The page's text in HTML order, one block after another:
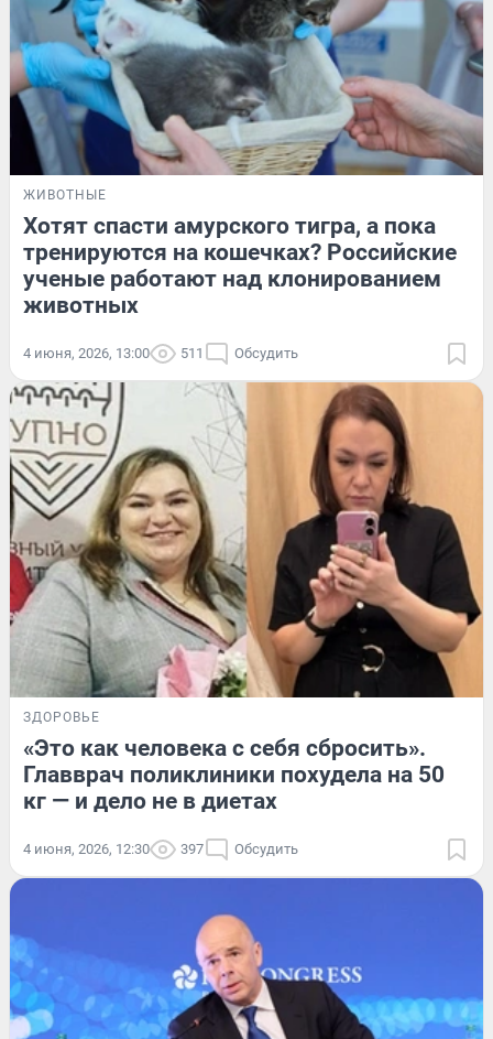
ЖИВОТНЫЕ
Хотят спасти амурского тигра, а пока
тренируются на кошечках? Российские
ученые работают над клонированием
животных
4 июня, 2026, 13:00 511 Обсудить
ЗДОРОВЬЕ
«Это как человека с себя сбросить».
Главврач поликлиники похудела на 50
кг — и дело не в диетах
4 июня, 2026, 12:30 397 Обсудить